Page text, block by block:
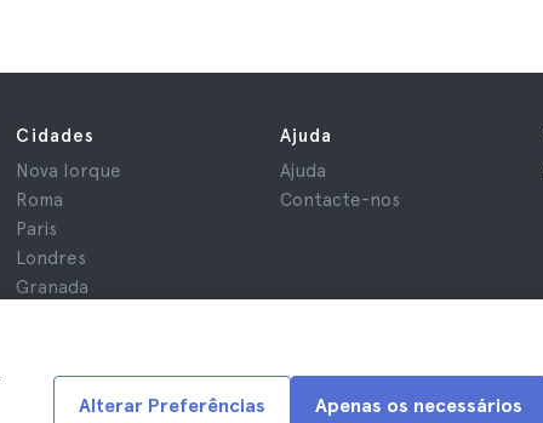
Apenas os necessários
Alterar Preferências
Cidades
Nova Iorque
Roma
Paris
Londres
Granada
Ajuda
Ajuda
Contacte-nos